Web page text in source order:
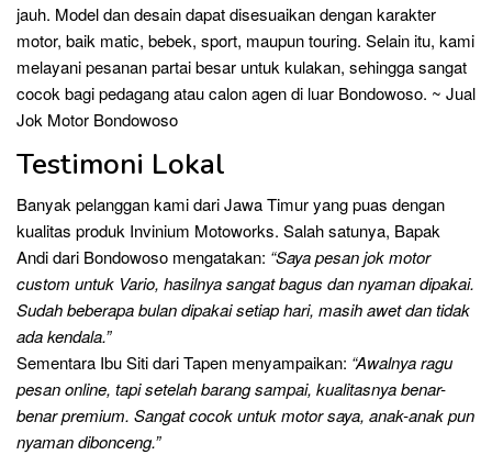
jauh. Model dan desain dapat disesuaikan dengan karakter
motor, baik matic, bebek, sport, maupun touring. Selain itu, kami
melayani pesanan partai besar untuk kulakan, sehingga sangat
cocok bagi pedagang atau calon agen di luar Bondowoso. ~ Jual
Jok Motor Bondowoso
Testimoni Lokal
Banyak pelanggan kami dari Jawa Timur yang puas dengan
kualitas produk Invinium Motoworks. Salah satunya, Bapak
Andi dari Bondowoso mengatakan: “Saya pesan jok motor
custom untuk Vario, hasilnya sangat bagus dan nyaman dipakai.
Sudah beberapa bulan dipakai setiap hari, masih awet dan tidak
ada kendala.”
Sementara Ibu Siti dari Tapen menyampaikan: “Awalnya ragu
pesan online, tapi setelah barang sampai, kualitasnya benar-
benar premium. Sangat cocok untuk motor saya, anak-anak pun
nyaman dibonceng.”